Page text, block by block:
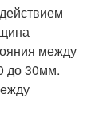
между
до 30мм.